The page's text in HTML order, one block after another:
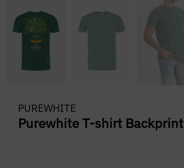
PUREWHITE
Purewhite T-shirt Backprint